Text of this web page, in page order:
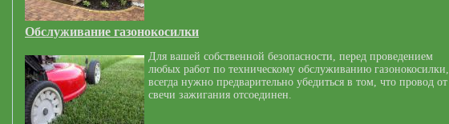
Обслуживание газонокосилки
Для вашей собственной безопасности, перед проведением
любых работ по техническому обслуживанию газонокосилки,
всегда нужно предварительно убедиться в том, что провод от
свечи зажигания отсоединен.